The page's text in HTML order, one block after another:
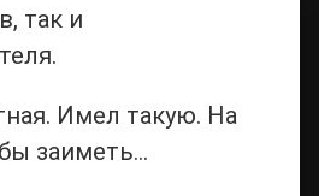
так и
Имел такую. На
заиметь…